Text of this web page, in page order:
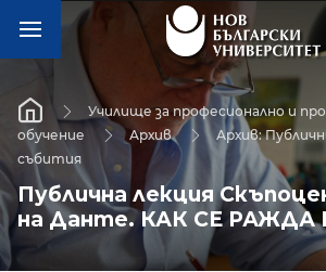
Училище за професионално и
обучение
Архив
Архив:
събития
Публична лекция
на Данте. КАК СЕ РАЖДА